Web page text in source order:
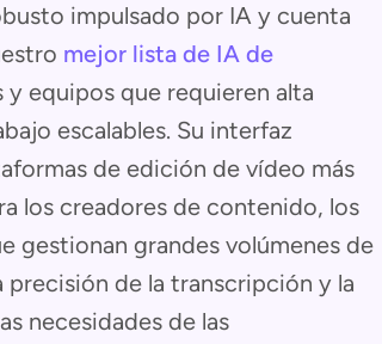
impulsado por IA y cuenta
mejor lista de IA de
y equipos que requieren alta
escalables. Su interfaz
de edición de vídeo más
los creadores de contenido, los
gestionan grandes volúmenes de
de la transcripción y la
necesidades de las